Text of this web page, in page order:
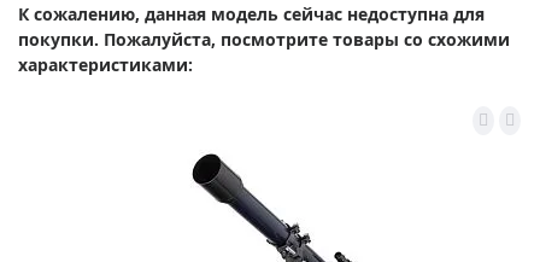
К сожалению, данная модель сейчас недоступна для
покупки. Пожалуйста, посмотрите товары со схожими
характеристиками: